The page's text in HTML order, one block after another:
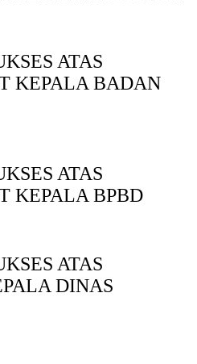
ATAS
KEPALA BADAN
ATAS
KEPALA BPBD
ATAS
DINAS